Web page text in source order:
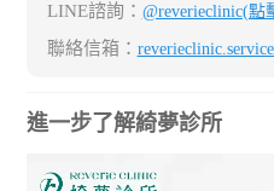
LINE諮詢： @reverieclinic(點
聯絡信箱：
進一步了解綺夢診所